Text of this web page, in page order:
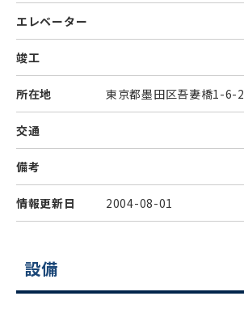
エレベーター
竣工
所在地 東京都墨田区吾妻橋1-6-2
交通
備考
情報更新日 2004-08-01
設備